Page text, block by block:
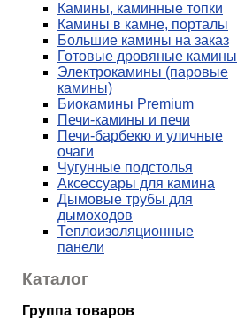
Камины, каминные топки
Камины в камне, порталы
Большие камины на заказ
Готовые дровяные камины
Электрокамины (паровые
камины)
Биокамины Premium
Печи-камины и печи
Печи-барбекю и уличные
очаги
Чугунные подстолья
Аксессуары для камина
Дымовые трубы для
дымоходов
Теплоизоляционные
панели
Каталог
Группа товаров